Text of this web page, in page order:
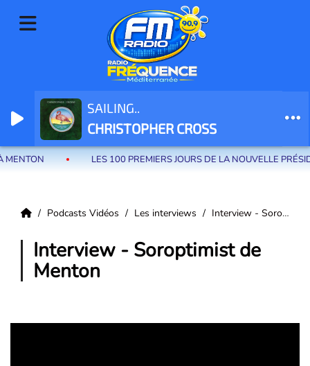
Radio Fréquence Méditerranée la radio de menton et des communes de
la riviera française
SAILING..
CHRISTOPHER CROSS
LES 100 PREMIERS JOURS DE LA NOUVELLE
Podcasts Vidéos Les interviews Interview - Soroptimist de Menton
Interview - Soroptimist de
Menton